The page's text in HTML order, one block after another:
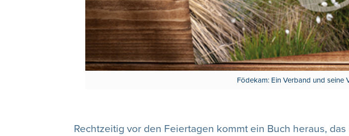
Födekam: Ein Verband und seine
Rechtzeitig vor den Feiertagen kommt ein Buch heraus,